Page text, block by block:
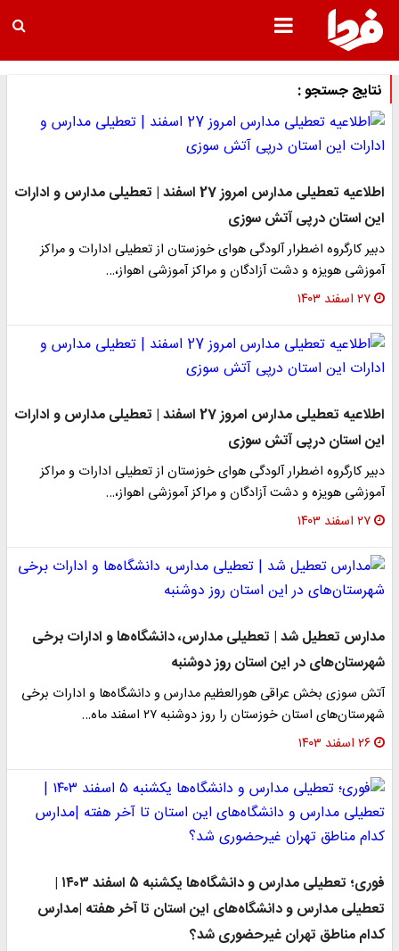
نتایج جستجو :
اطلاعیه تعطیلی مدارس امروز 27 اسفند | تعطیلی مدارس و ادارات
این استان درپی آتش سوزی
دبیر کارگروه اضطرار آلودگی هوای خوزستان از تعطیلی ادارات و مراکز
آموزشی هویزه و دشت آزادگان و مراکز آموزشی اهواز،…
۲۷ اسفند ۱۴۰۳
اطلاعیه تعطیلی مدارس امروز 27 اسفند | تعطیلی مدارس و ادارات
این استان درپی آتش سوزی
دبیر کارگروه اضطرار آلودگی هوای خوزستان از تعطیلی ادارات و مراکز
آموزشی هویزه و دشت آزادگان و مراکز آموزشی اهواز،…
۲۷ اسفند ۱۴۰۳
مدارس تعطیل شد | تعطیلی مدارس، دانشگاه‌ها و ادارات برخی
شهرستان‌های در این استان روز دوشنبه
آتش سوزی بخش عراقی هورالعظیم مدارس و دانشگاه‌ها و ادارات برخی
شهرستان‌های استان خوزستان را روز دوشنبه ۲۷ اسفند ماه…
۲۶ اسفند ۱۴۰۳
فوری؛ تعطیلی مدارس و دانشگاه‌ها یکشنبه ۵ اسفند ۱۴۰۳ |
تعطیلی مدارس و دانشگاه‌های این استان تا آخر هفته |مدارس
کدام مناطق تهران غیرحضوری شد؟